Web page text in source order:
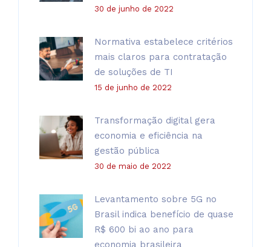
30 de junho de 2022
Normativa estabelece critérios
mais claros para contratação
de soluções de TI
15 de junho de 2022
Transformação digital gera
economia e eficiência na
gestão pública
30 de maio de 2022
Levantamento sobre 5G no
Brasil indica benefício de quase
R$ 600 bi ao ano para
economia brasileira